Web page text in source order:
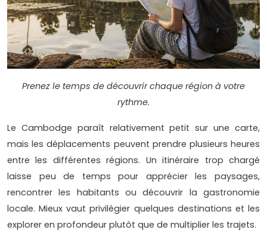
Prenez le temps de découvrir chaque région à votre
rythme.
Le Cambodge paraît relativement petit sur une carte,
mais les déplacements peuvent prendre plusieurs heures
entre les différentes régions. Un itinéraire trop chargé
laisse peu de temps pour apprécier les paysages,
rencontrer les habitants ou découvrir la gastronomie
locale. Mieux vaut privilégier quelques destinations et les
explorer en profondeur plutôt que de multiplier les trajets.